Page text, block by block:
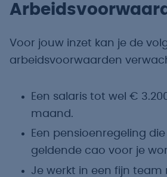
Voor jouw inzet kan je de
arbeidsvoorwaarden
Een salaris tot wel €
maand.
Een pensioenregeling
geldende cao voor je
Je werkt in een fijn team